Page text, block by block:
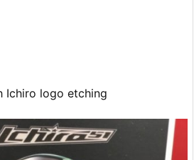
Ichiro logo etching